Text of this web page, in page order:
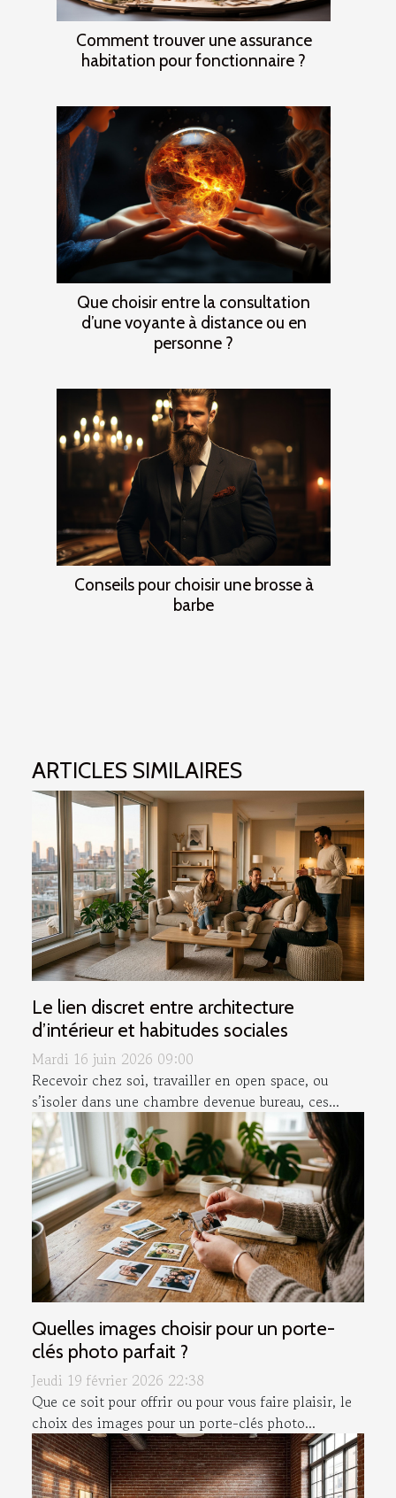
Comment trouver une assurance
habitation pour fonctionnaire ?
Que choisir entre la consultation
d’une voyante à distance ou en
personne ?
Conseils pour choisir une brosse à
barbe
ARTICLES SIMILAIRES
Le lien discret entre architecture
d’intérieur et habitudes sociales
Mardi 16 juin 2026 09:00
Recevoir chez soi, travailler en open space, ou
s’isoler dans une chambre devenue bureau, ces...
Quelles images choisir pour un porte-
clés photo parfait ?
Jeudi 19 février 2026 22:38
Que ce soit pour offrir ou pour vous faire plaisir, le
choix des images pour un porte-clés photo...